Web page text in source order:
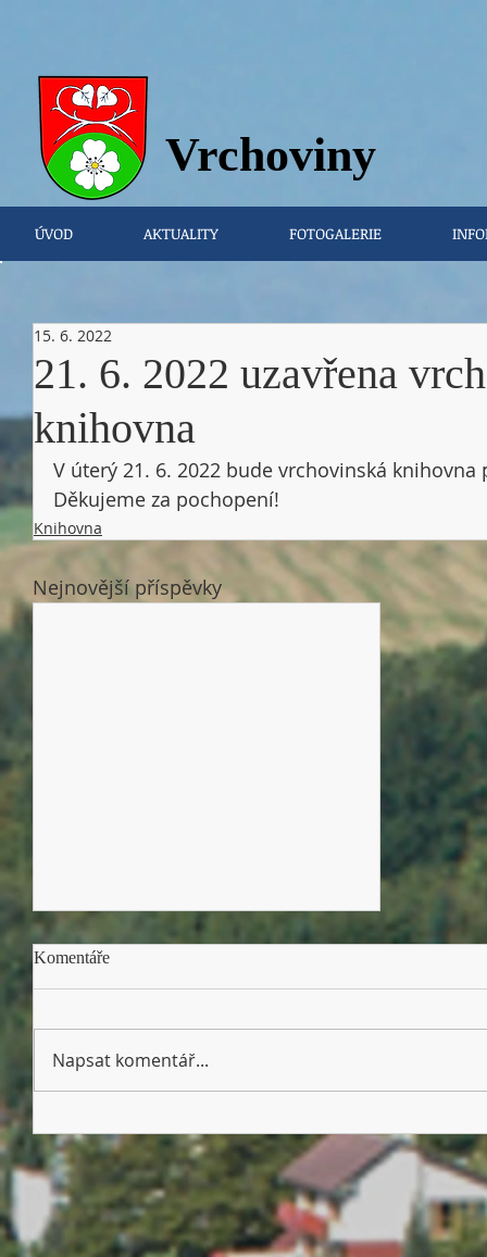
ÚVOD AKTUALITY FOTOGALERIE
Vrchoviny
21. 6. 2022 uzavřena
knihovna
15. 6. 2022
V úterý 21. 6. 2022 bude vrchovinská
Děkujeme za pochopení!
Knihovna
Nejnovější příspěvky
Nechcete se nechat napálit od
podvodníků?
Komentáře
Napsat komentář...